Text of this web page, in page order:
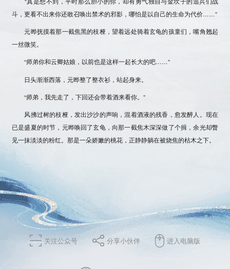
斗，更看不出来你还敢召唤出禁术的邪影，哪怕是以自己的生命为代价……”
元晔抚摸着那一截焦黑的枝桠，望着远处骑着玄龟的孩童们，嘴角翘起
一丝微笑。
“师弟你和云卿姑娘，以前也是这样一起长大的吧……”
日头渐渐西落，元晔整了整衣衫，站起身来。
“师弟，我先走了，下回还会带着酒来看你。”
风拂过树的枝桠，发出沙沙的声响，混着酒液的残香，愈发醉人。现在
已是盛夏的时节，元晔唤回了玄龟，向那一截焦木深深做了个揖，余光却瞥
见一抹淡淡的粉红。那是一朵娇嫩的桃花，正静静躺在被烧焦的枯木之下。
关注公众号 分享小伙伴 进入电脑版